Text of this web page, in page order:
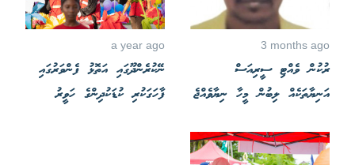
3 months ago
ރުކުން ވެއްޓި ސީރިއަސް
އަނިޔާތަކެއް ލިބުން މީހާ ނިޔާވެއްޖެ
a year ago
ނޭކުރެންދޫގައި އަތޮޅު ފެންވަރުގައި
ފާހަގަކުރި ކުޑަކުދިންގެ ހަވީރު